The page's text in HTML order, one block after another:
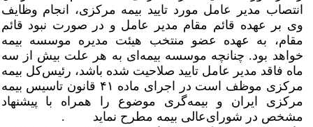
انتصاب مدیر عامل مورد تایید بیمه مرکزی، انجام وظایف
وی بر عهده قائم مقام مدیر عامل و در صورت نبود قائم
مقام، به عهده عضو منتخب هیئت مدیره موسسه بیمه
خواهد بود. چنانچه موسسه بیمه‌ای به هر علت بیش از سه
ماه فاقد مدیر عامل تایید صلاحیت شده باشد، رئیس‌کل بیمه
مرکزی موظف است در اجرای ماده ۴۱ قانون تاسیس بیمه
مرکزی ایران و بیمه‌گری موضوع را همراه با پیشنهاد
مشخص در شورای‌عالی بیمه مطرح نماید .